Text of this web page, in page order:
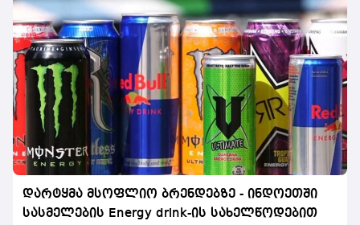
დარტყმა მსოფლიო ბრენდებზე - ინდოეთში
სასმელების Energy drink-ის სახელწოდებით